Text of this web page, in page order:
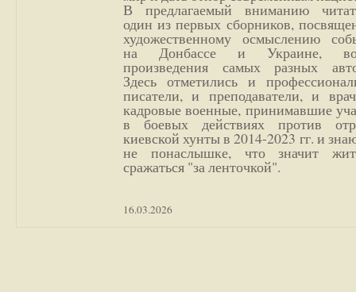
В предлагаемый вниманию
один из первых сборников,
художественному осмыслению
на Донбассе и Украине,
произведения самых разных
Здесь отметились и
писатели, и преподаватели, и
кадровые военные, принимавшие
в боевых действиях против
киевской хунты в 2014-2023 гг. и
не понаслышке, что значит
сражаться "за ленточкой".
16.03.2026